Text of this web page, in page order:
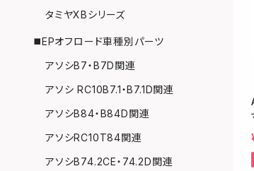
タミヤXBシリーズ
◼️EPオフロード車種別パーツ
アソシB7・B7D関連
アソシ RC10B7.1・B7.1D関連
アソシB84・B84D関連
アソシRC10T84関連
アソシB74.2CE・74.2D関連